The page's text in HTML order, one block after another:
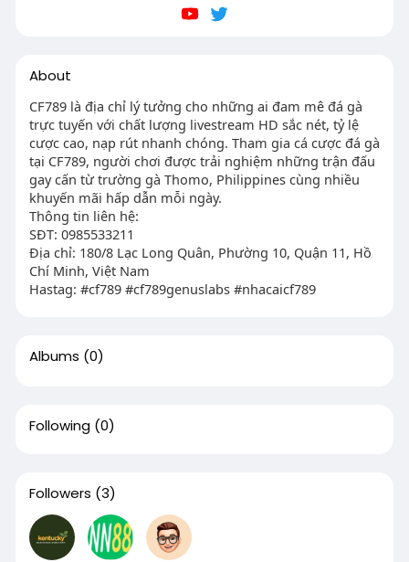
About
CF789 là địa chỉ lý tưởng cho những ai đam mê đá gà
trực tuyến với chất lượng livestream HD sắc nét, tỷ lệ
cược cao, nạp rút nhanh chóng. Tham gia cá cược đá gà
tại CF789, người chơi được trải nghiệm những trận đấu
gay cấn từ trường gà Thomo, Philippines cùng nhiều
khuyến mãi hấp dẫn mỗi ngày.
Thông tin liên hệ:
SĐT: 0985533211
Địa chỉ: 180/8 Lạc Long Quân, Phường 10, Quận 11, Hồ
Chí Minh, Việt Nam
Hastag: #cf789 #cf789genuslabs #nhacaicf789
Albums (0)
Following (0)
Followers (3)